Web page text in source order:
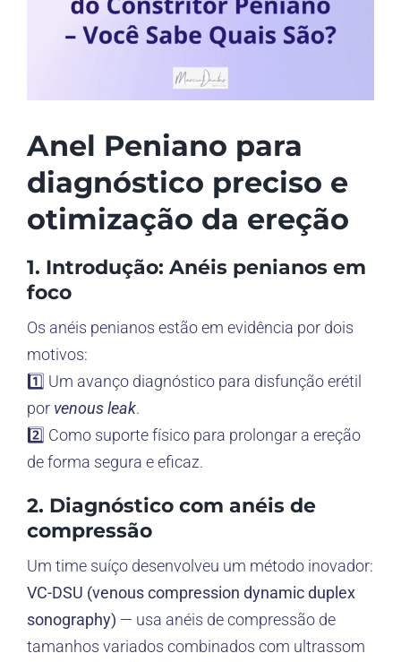
Anel Peniano para
diagnóstico preciso e
otimização da ereção
1. Introdução: Anéis penianos em
foco
Os anéis penianos estão em evidência por dois
motivos:
1️⃣ Um avanço diagnóstico para disfunção erétil
por venous leak.
2️⃣ Como suporte físico para prolongar a ereção
de forma segura e eficaz.
2. Diagnóstico com anéis de
compressão
Um time suíço desenvolveu um método inovador:
VC-DSU (venous compression dynamic duplex
sonography) — usa anéis de compressão de
tamanhos variados combinados com ultrassom